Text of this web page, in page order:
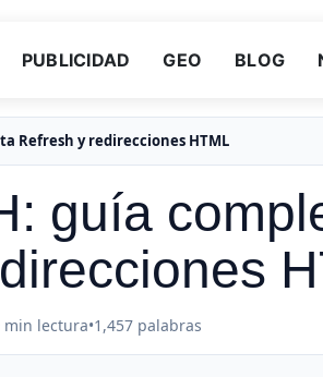
PUBLICIDAD GEO BLOG
Refresh y redirecciones HTML
guía
min lectura•1,457 palabras